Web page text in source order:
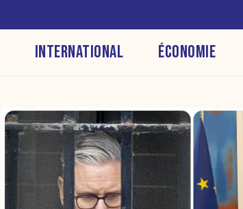
INTERNATIONAL ÉCONOMIE